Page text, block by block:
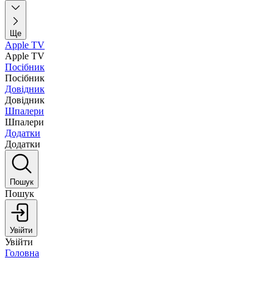
Ще
Apple TV
Apple TV
Посібник
Посібник
Довідник
Довідник
Шпалери
Шпалери
Додатки
Додатки
Пошук
Пошук
Увійти
Увійти
Головна